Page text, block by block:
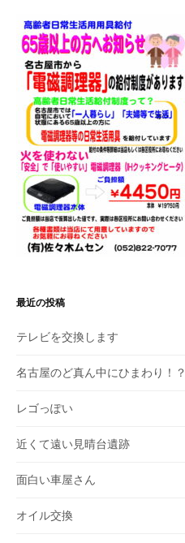
シ
ョ
ン
最近の投稿
テレビを交換します
名古屋のど真ん中にひまわり！？
レゴっぽい
近くて遠い見晴台遺跡
面白い車屋さん
オイル交換